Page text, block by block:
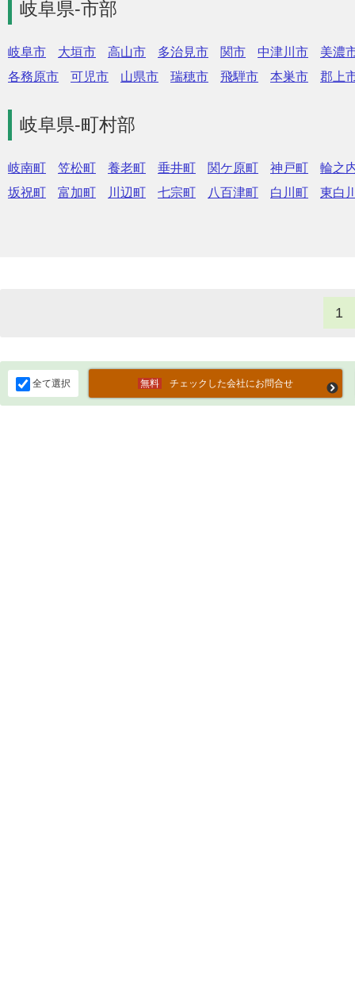
岐阜県-市部
岐阜市 大垣市 高山市 多治見市 関市 中津川市
美濃
各務原市
可児市 山県市 瑞穂市 飛騨市 本巣市 郡上
岐阜県-町村部
岐南町 笠松町 養老町 垂井町 関ケ原町 神戸町
輪之
坂祝町
富加町 川辺町 七宗町 八百津町 白川町 東白
1
全て選択 チェックした会社にお問合せ